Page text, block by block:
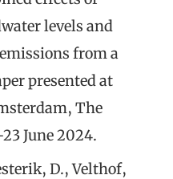
levels and
from a
presented at
The
June 2024.
D., Velthof,